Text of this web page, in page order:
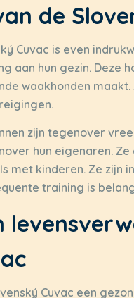
de
Cuvac is even
aan hun gezin. Deze
waakhonden
zijn tegenover
hun eigenaren.
met kinderen. Ze zijn
training is
Cuvac een